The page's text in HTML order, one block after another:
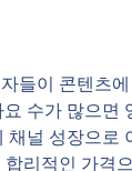
들이 콘텐츠
수가 많으면
채널 성장으로
리적인 가격